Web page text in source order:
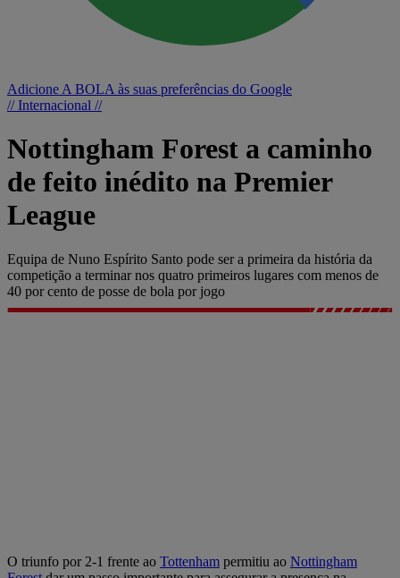
Adicione A BOLA às suas preferências do Google
// Internacional //
Nottingham Forest a caminho
de feito inédito na Premier
League
Equipa de Nuno Espírito Santo pode ser a primeira da história da
competição a terminar nos quatro primeiros lugares com menos de
40 por cento de posse de bola por jogo
O triunfo por 2-1 frente ao Tottenham permitiu ao Nottingham